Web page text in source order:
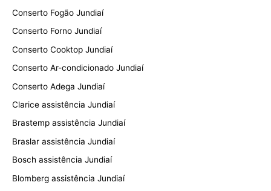
Conserto Fogão Jundiaí
Conserto Forno Jundiaí
Conserto Cooktop Jundiaí
Conserto Ar-condicionado Jundiaí
Conserto Adega Jundiaí
Clarice assistência Jundiaí
Brastemp assistência Jundiaí
Braslar assistência Jundiaí
Bosch assistência Jundiaí
Blomberg assistência Jundiaí